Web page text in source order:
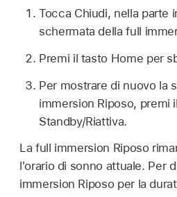
Tocca Chiudi, nella parte
schermata della full
Premi il tasto Home per
Per mostrare di nuovo la
immersion Riposo, premi
Standby/Riattiva.
La full immersion Riposo
l'orario di sonno attuale. Per
immersion Riposo per la